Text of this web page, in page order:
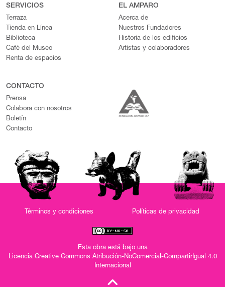
SERVICIOS
Terraza
Tienda en Línea
Biblioteca
Café del Museo
Renta de espacios
EL AMPARO
Acerca de
Nuestros Fundadores
Historia de los edificios
Artistas y colaboradores
CONTACTO
Prensa
Colabora con nosotros
Boletín
Contacto
Términos y condiciones Políticas de privacidad
Esta obra está bajo una
Licencia Creative Commons Atribución-NoComercial-CompartirIgual 4.0
Internacional